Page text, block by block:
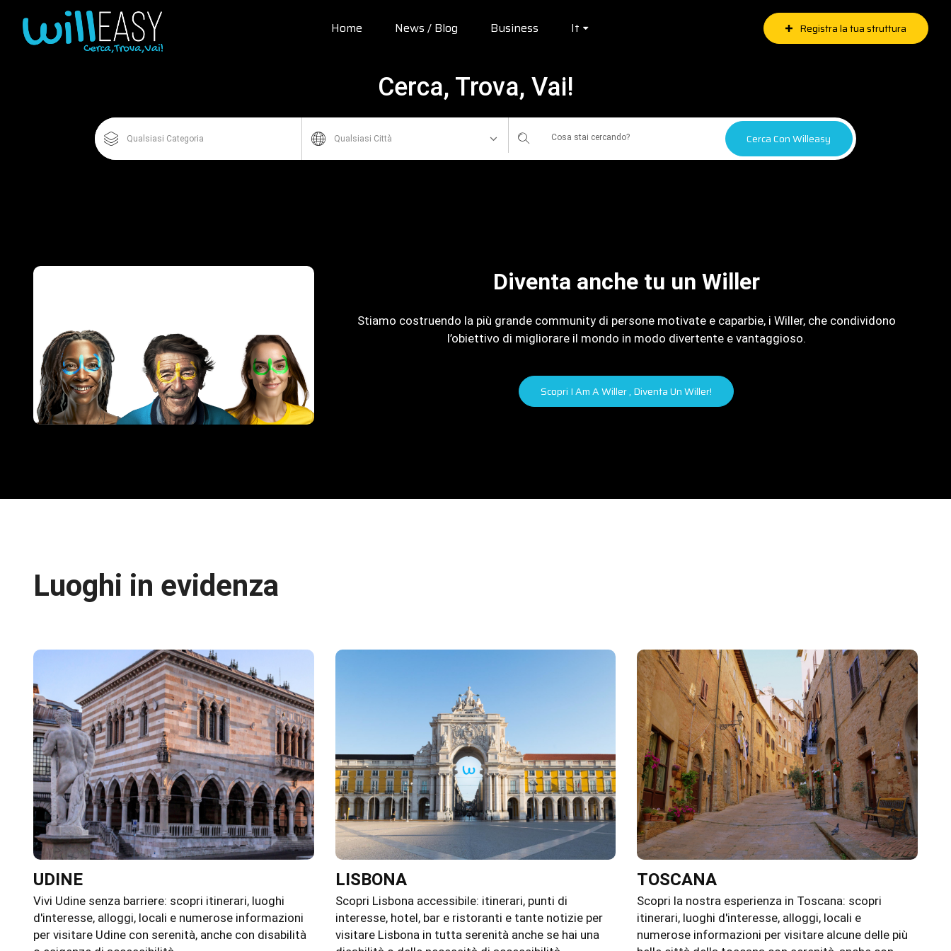
Registra la tua struttura
Home News / Blog Business It
Cerca, Trova, Vai!
Qualsiasi Categoria Qualsiasi Città Cerca Con Willeasy
Diventa anche tu un Willer
Stiamo costruendo la più grande community di persone motivate e caparbie, i Willer, che condividono
l’obiettivo di migliorare il mondo in modo divertente e vantaggioso.
Scopri I Am A Willer , Diventa Un Willer!
Luoghi in evidenza
UDINE
Vivi Udine senza barriere: scopri itinerari, luoghi
d'interesse, alloggi, locali e numerose informazioni
per visitare Udine con serenità, anche con disabilità
LISBONA
Scopri Lisbona accessibile: itinerari, punti di
interesse, hotel, bar e ristoranti e tante notizie per
visitare Lisbona in tutta serenità anche se hai una
TOSCANA
Scopri la nostra esperienza in Toscana: scopri
itinerari, luoghi d'interesse, alloggi, locali e
numerose informazioni per visitare alcune delle più